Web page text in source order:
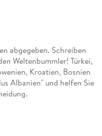
für uns das letzte
Mix: Als
weltweit
abgegeben. Schreiben
Weltenbummler! Türkei,
Kroatien, Bosnien
Albanien" und helfen Sie